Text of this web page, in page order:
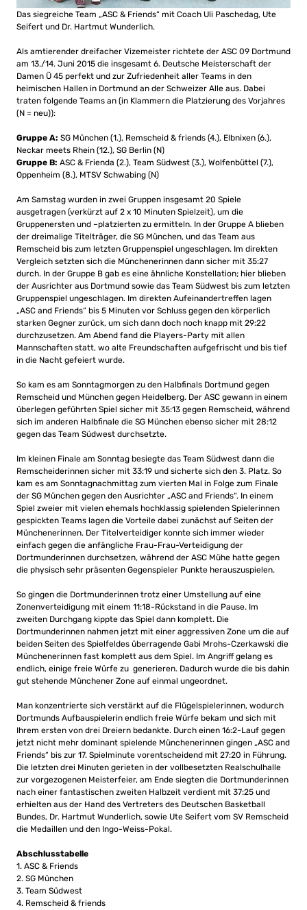
Das siegreiche Team „ASC & Friends“ mit Coach Uli Paschedag, Ute
Seifert und Dr. Hartmut Wunderlich.
Als amtierender dreifacher Vizemeister richtete der ASC 09 Dortmund
am 13./14. Juni 2015 die insgesamt 6. Deutsche Meisterschaft der
Damen Ü 45 perfekt und zur Zufriedenheit aller Teams in den
heimischen Hallen in Dortmund an der Schweizer Alle aus. Dabei
traten folgende Teams an (in Klammern die Platzierung des Vorjahres
(N = neu)):
Gruppe A: SG München (1.), Remscheid & friends (4.), Elbnixen (6.),
Neckar meets Rhein (12.), SG Berlin (N)
Gruppe B: ASC & Frienda (2.), Team Südwest (3.), Wolfenbüttel (7.),
Oppenheim (8.), MTSV Schwabing (N)
Am Samstag wurden in zwei Gruppen insgesamt 20 Spiele
ausgetragen (verkürzt auf 2 x 10 Minuten Spielzeit), um die
Gruppenersten und –platzierten zu ermitteln. In der Gruppe A blieben
der dreimalige Titelträger, die SG München, und das Team aus
Remscheid bis zum letzten Gruppenspiel ungeschlagen. Im direkten
Vergleich setzten sich die Münchenerinnen dann sicher mit 35:27
durch. In der Gruppe B gab es eine ähnliche Konstellation; hier blieben
der Ausrichter aus Dortmund sowie das Team Südwest bis zum letzten
Gruppenspiel ungeschlagen. Im direkten Aufeinandertreffen lagen
„ASC and Friends“ bis 5 Minuten vor Schluss gegen den körperlich
starken Gegner zurück, um sich dann doch noch knapp mit 29:22
durchzusetzen. Am Abend fand die Players-Party mit allen
Mannschaften statt, wo alte Freundschaften aufgefrischt und bis tief
in die Nacht gefeiert wurde.
So kam es am Sonntagmorgen zu den Halbfinals Dortmund gegen
Remscheid und München gegen Heidelberg. Der ASC gewann in einem
überlegen geführten Spiel sicher mit 35:13 gegen Remscheid, während
sich im anderen Halbfinale die SG München ebenso sicher mit 28:12
gegen das Team Südwest durchsetzte.
Im kleinen Finale am Sonntag besiegte das Team Südwest dann die
Remscheiderinnen sicher mit 33:19 und sicherte sich den 3. Platz. So
kam es am Sonntagnachmittag zum vierten Mal in Folge zum Finale
der SG München gegen den Ausrichter „ASC and Friends“. In einem
Spiel zweier mit vielen ehemals hochklassig spielenden Spielerinnen
gespickten Teams lagen die Vorteile dabei zunächst auf Seiten der
Münchenerinnen. Der Titelverteidiger konnte sich immer wieder
einfach gegen die anfängliche Frau-Frau-Verteidigung der
Dortmunderinnen durchsetzen, während der ASC Mühe hatte gegen
die physisch sehr präsenten Gegenspieler Punkte herauszuspielen.
So gingen die Dortmunderinnen trotz einer Umstellung auf eine
Zonenverteidigung mit einem 11:18-Rückstand in die Pause. Im
zweiten Durchgang kippte das Spiel dann komplett. Die
Dortmunderinnen nahmen jetzt mit einer aggressiven Zone um die auf
beiden Seiten des Spielfeldes überragende Gabi Mrohs-Czerkawski die
Münchenerinnen fast komplett aus dem Spiel. Im Angriff gelang es
endlich, einige freie Würfe zu generieren. Dadurch wurde die bis dahin
gut stehende Münchener Zone auf einmal ungeordnet.
Man konzentrierte sich verstärkt auf die Flügelspielerinnen, wodurch
Dortmunds Aufbauspielerin endlich freie Würfe bekam und sich mit
Ihrem ersten von drei Dreiern bedankte. Durch einen 16:2-Lauf gegen
jetzt nicht mehr dominant spielende Münchenerinnen gingen „ASC and
Friends“ bis zur 17. Spielminute vorentscheidend mit 27:20 in Führung.
Die letzten drei Minuten gerieten in der vollbesetzten Realschulhalle
zur vorgezogenen Meisterfeier, am Ende siegten die Dortmunderinnen
nach einer fantastischen zweiten Halbzeit verdient mit 37:25 und
erhielten aus der Hand des Vertreters des Deutschen Basketball
Bundes, Dr. Hartmut Wunderlich, sowie Ute Seifert vom SV Remscheid
die Medaillen und den Ingo-Weiss-Pokal.
Abschlusstabelle
1. ASC & Friends
2. SG München
3. Team Südwest
4. Remscheid & friends